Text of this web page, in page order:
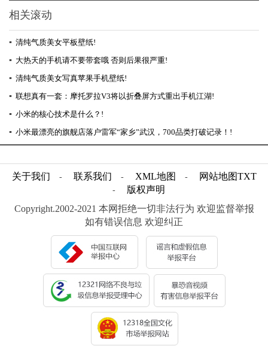
相关滚动
▪ 清纯气质美女平板壁纸!
▪ 大热天的手机请不要带套哦 否则后果很严重!
▪ 清纯气质美女写真苹果手机壁纸!
▪ 联想真有一套：摩托罗拉V3将以折叠屏方式重出手机江湖!
▪ 小米的核心技术是什么？!
▪ 小米最漂亮的旗舰店落户雷军“家乡”武汉，700品类打破记录！!
关于我们 - 联系我们 - XML地图 - 网站地图TXT
-
版权声明
Copyright.2002-2021 本网拒绝一切非法行为 欢迎监督举报
如有错误信息 欢迎纠正